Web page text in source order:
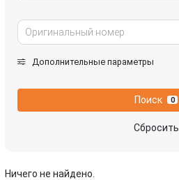
Дополнительные параметры
Поиск 0
Сбросить
Ничего не найдено.